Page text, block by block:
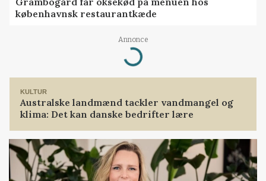
københavnsk restaurantkæde
Annonce
Loading...
KULTUR
Australske landmænd tackler vandmangel og
klima: Det kan danske bedrifter lære